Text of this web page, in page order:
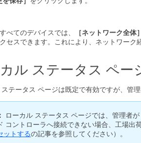
べてのデバイスでは、 ［ネットワーク全体
セスできます。これにより、ネットワーク
ル ステータス ペー
ステータス ページは既定で有効ですが、管
ローカル ステータス ページでは、管理者
コントローラへ接続できない場合、工場出
ットするの記事を参照してください）。